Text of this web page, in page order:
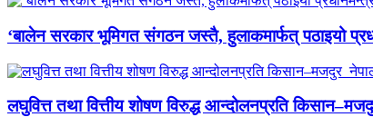
‘बालेन सरकार भूमिगत संगठन जस्तै, हुलाकमार्फत् पठाइयो
लघुवित्त तथा वित्तीय शोषण विरुद्ध आन्दोलनप्रति